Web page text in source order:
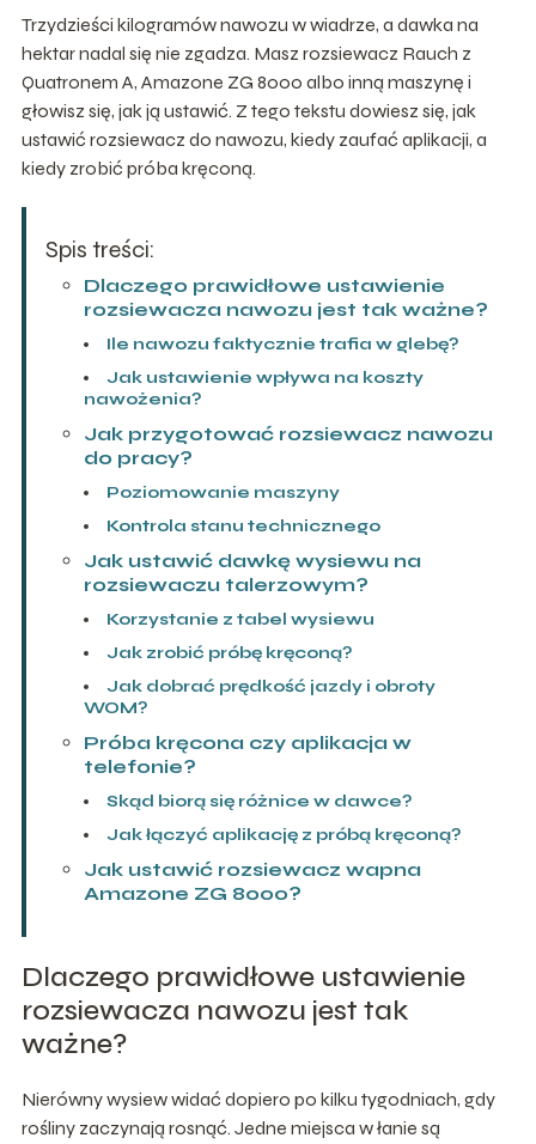
Trzydzieści kilogramów nawozu w wiadrze, a dawka na
hektar nadal się nie zgadza. Masz rozsiewacz Rauch z
Quatronem A, Amazone ZG 8000 albo inną maszynę i
głowisz się, jak ją ustawić. Z tego tekstu dowiesz się, jak
ustawić rozsiewacz do nawozu, kiedy zaufać aplikacji, a
kiedy zrobić próba kręconą.
Spis treści:
Dlaczego prawidłowe ustawienie
rozsiewacza nawozu jest tak ważne?
Ile nawozu faktycznie trafia w glebę?
Jak ustawienie wpływa na koszty
nawożenia?
Jak przygotować rozsiewacz nawozu
do pracy?
Poziomowanie maszyny
Kontrola stanu technicznego
Jak ustawić dawkę wysiewu na
rozsiewaczu talerzowym?
Korzystanie z tabel wysiewu
Jak zrobić próbę kręconą?
Jak dobrać prędkość jazdy i obroty
WOM?
Próba kręcona czy aplikacja w
telefonie?
Skąd biorą się różnice w dawce?
Jak łączyć aplikację z próbą kręconą?
Jak ustawić rozsiewacz wapna
Amazone ZG 8000?
Dlaczego prawidłowe ustawienie
rozsiewacza nawozu jest tak
ważne?
Nierówny wysiew widać dopiero po kilku tygodniach, gdy
rośliny zaczynają rosnąć. Jedne miejsca w łanie są